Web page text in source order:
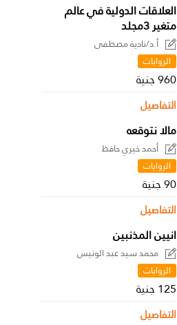
العلاقات الدولية في عالم
متغير 3مجلد
أ.د/نادية مصطفى
الروايات
960 جنية
التفاصيل
مالا نتوقعه
أحمد خيري حافظ
الروايات
90 جنية
التفاصيل
انيين المذنبين
محمد سيد عبد الونيس
الروايات
125 جنية
التفاصيل